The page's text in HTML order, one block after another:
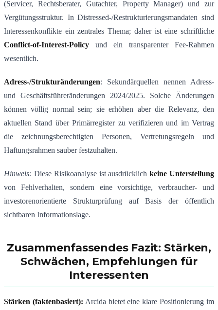
(Servicer, Rechtsberater, Gutachter, Property Manager) und zur
Vergütungsstruktur. In Distressed-/Restrukturierungsmandaten sind
Interessenkonflikte ein zentrales Thema; daher ist eine schriftliche
Conflict-of-Interest-Policy und ein transparenter Fee-Rahmen
wesentlich.
Adress-/Strukturänderungen: Sekundärquellen nennen Adress-
und Geschäftsführeränderungen 2024/2025. Solche Änderungen
können völlig normal sein; sie erhöhen aber die Relevanz, den
aktuellen Stand über Primärregister zu verifizieren und im Vertrag
die zeichnungsberechtigten Personen, Vertretungsregeln und
Haftungsrahmen sauber festzuhalten.
Hinweis: Diese Risikoanalyse ist ausdrücklichkeine Unterstellung
von Fehlverhalten, sondern eine vorsichtige, verbraucher- und
investorenorientierte Strukturprüfung auf Basis der öffentlich
sichtbaren Informationslage.
Zusammenfassendes Fazit: Stärken,
Schwächen, Empfehlungen für
Interessenten
Stärken (faktenbasiert): Arcida bietet eine klare Positionierung im